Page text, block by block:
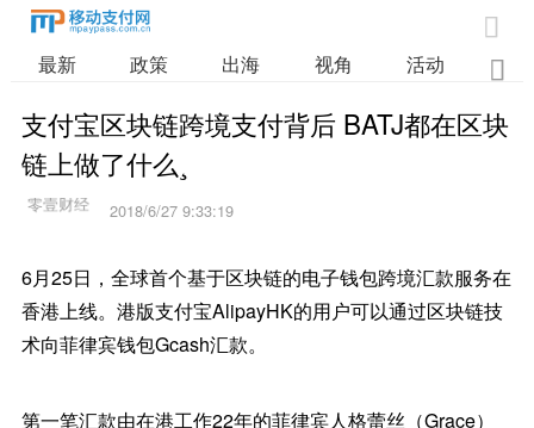

最新 政策 出海 视角 活动 业

支付宝区块链跨境支付背后 BATJ都在区块
链上做了什么¸
2018/6/27 9:33:19
6月25日，全球首个基于区块链的电子钱包跨境汇款服务在
香港上线。港版支付宝AlipayHK的用户可以通过区块链技
术向菲律宾钱包Gcash汇款。
第一笔汇款由在港工作22年的菲律宾人格蕾丝（Grace）